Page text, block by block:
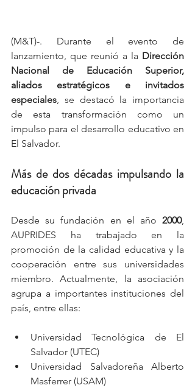
(M&T)-. Durante el evento de
lanzamiento, que reunió a la Dirección
Nacional de Educación Superior,
aliados estratégicos e invitados
especiales, se destacó la importancia
de esta transformación como un
impulso para el desarrollo educativo en
El Salvador.
Más de dos décadas impulsando la
educación privada
Desde su fundación en el año 2000,
AUPRIDES ha trabajado en la
promoción de la calidad educativa y la
cooperación entre sus universidades
miembro. Actualmente, la asociación
agrupa a importantes instituciones del
país, entre ellas:
Universidad Tecnológica de El
Salvador (UTEC)
Universidad Salvadoreña Alberto
Masferrer (USAM)